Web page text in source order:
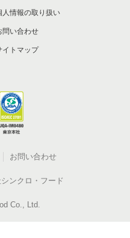
人情報の取り扱い
問い合わせ
イトマップ
お問い合わせ
ンクロ・フード
Co., Ltd.